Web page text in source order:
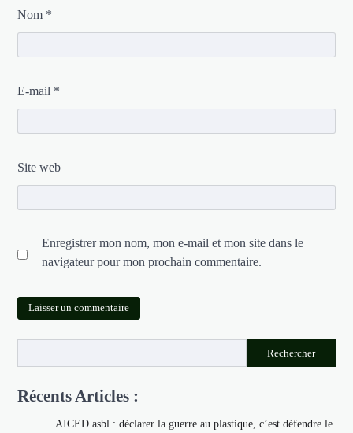
Nom *
E-mail *
Site web
Enregistrer mon nom, mon e-mail et mon site dans le
navigateur pour mon prochain commentaire.
Rechercher
Récents Articles :
AICED asbl : déclarer la guerre au plastique, c’est défendre le